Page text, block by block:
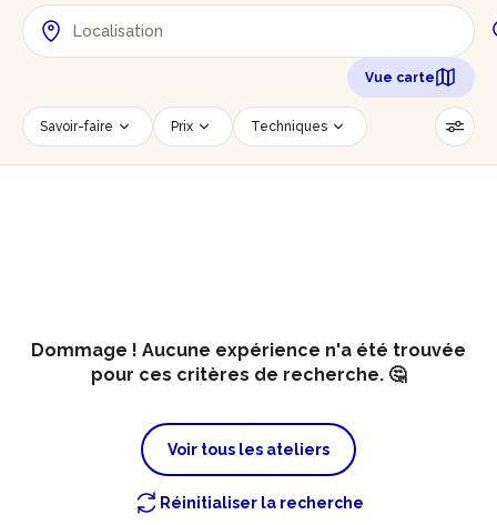
Vue carte
Savoir-faire Prix Techniques
Date Créneau horaire
Dommage ! Aucune expérience n'a été trouvée
pour ces critères de recherche. 🤔
Voir tous les ateliers
Réinitialiser la recherche